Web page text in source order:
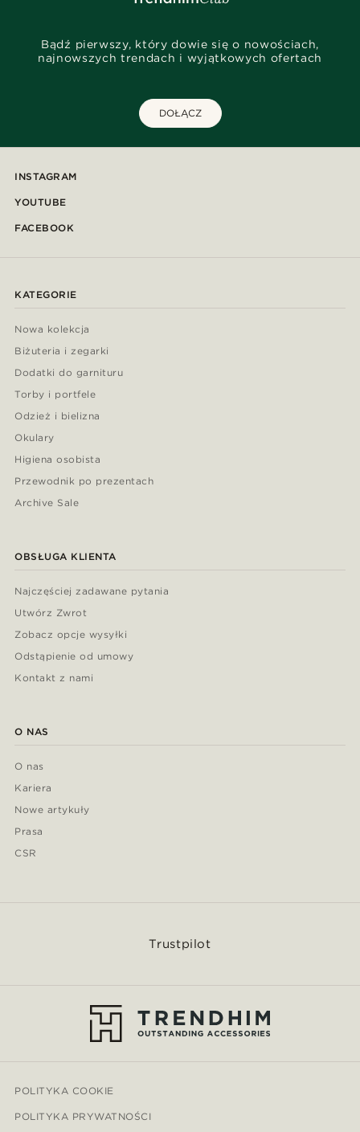
Bądź pierwszy, który dowie się o nowościach,
najnowszych trendach i wyjątkowych ofertach
DOŁĄCZ
INSTAGRAM
YOUTUBE
FACEBOOK
KATEGORIE
Nowa kolekcja
Biżuteria i zegarki
Dodatki do garnituru
Torby i portfele
Odzież i bielizna
Okulary
Higiena osobista
Przewodnik po prezentach
Archive Sale
OBSŁUGA KLIENTA
Najczęściej zadawane pytania
Utwórz Zwrot
Zobacz opcje wysyłki
Odstąpienie od umowy
Kontakt z nami
O NAS
O nas
Kariera
Nowe artykuły
Prasa
CSR
Trustpilot
POLITYKA COOKIE
POLITYKA PRYWATNOŚCI